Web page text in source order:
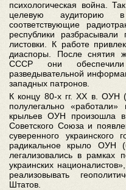
психологическая война.
целевую аудиторию
соответствующие
республики
листовки. К работе
диаспоры. После снятия
СССР они обеспечили
разведывательной
западных патронов.
К концу 80-х гг. ХХ в. ОУН
полулегально
крыльев ОУН произошла в
Советского Союза и
суверенного украинского
радикальное крыло ОУН
легализовались в рамках
украинских
реализовывать
Штатов.